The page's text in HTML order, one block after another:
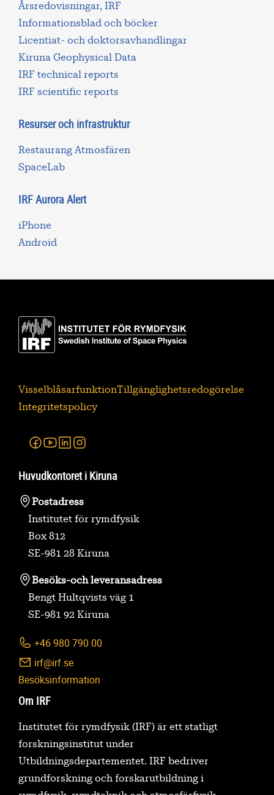
Årsredovisningar, IRF
Informationsblad och böcker
Licentiat- och doktorsavhandlingar
Kiruna Geophysical Data
IRF technical reports
IRF scientific reports
Resurser och infrastruktur
Restaurang Atmosfären
SpaceLab
IRF Aurora Alert
iPhone
Android
VisselblåsarfunktionTillgänglighetsredogörelse
Integritetspolicy
Facebook
YoutubeLinkedin
Huvudkontoret i Kiruna
Postadress
Institutet för rymdfysik
Box 812
SE-981 28 Kiruna
Besöks-och leveransadress
Bengt Hultqvists väg 1
SE-981 92 Kiruna
+46 980 790 00
irf@irf.se
Besöksinformation
Om IRF
Institutet för rymdfysik (IRF) är ett statligt
forskningsinstitut under
Utbildningsdepartementet. IRF bedriver
grundforskning och forskarutbildning i